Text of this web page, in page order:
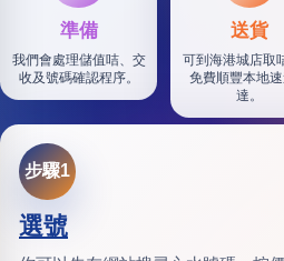
準備
我們會處理儲值咭、交
收及號碼確認程序。
送貨
可到海港城店取
免費順豐本地
達。
步驟1
選號